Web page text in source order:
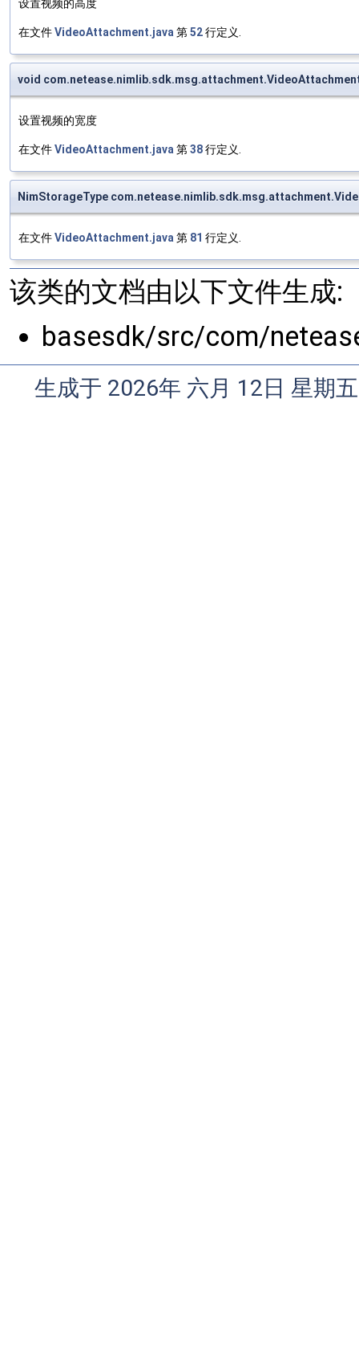
设置视频的高度
在文件VideoAttachment.java 第52行定义.
void
设置视频的宽度
在文件VideoAttachment.java 第38行定义.
NimStorageType
在文件VideoAttachment.java 第 81 行定义.
该类的文档由以下文件生成:
basesdk/src/com/
生成于 2026年 六月 12日 星期